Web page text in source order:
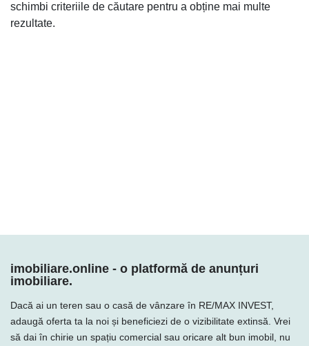
schimbi criteriile de căutare pentru a obține mai multe
rezultate.
imobiliare.online - o platformă de anunțuri
imobiliare.
Dacă ai un teren sau o casă de vânzare în RE/MAX INVEST,
adaugă oferta ta la noi și beneficiezi de o vizibilitate extinsă. Vrei
să dai în chirie un spațiu comercial sau oricare alt bun imobil, nu